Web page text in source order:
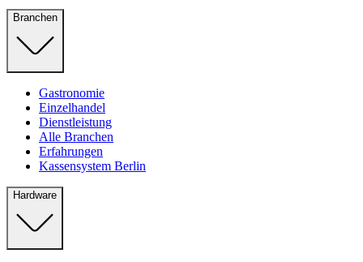
Branchen
Gastronomie
Einzelhandel
Dienstleistung
Alle Branchen
Erfahrungen
Kassensystem Berlin
Hardware